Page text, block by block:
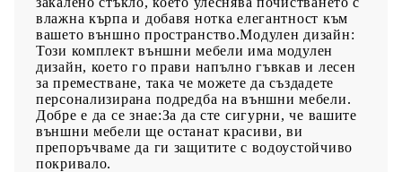
влажна кърпа и добавя нотка елегантност към
вашето външно пространство.Модулен дизайн:
Този комплект външни мебели има модулен
дизайн, което го прави напълно гъвкав и лесен
за преместване, така че можете да създадете
персонализирана подредба на външни мебели.
Добре е да се знае:За да сте сигурни, че вашите
външни мебели ще останат красиви, ви
препоръчваме да ги защитите с водоустойчиво
покривало.